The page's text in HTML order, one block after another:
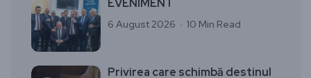
6 August 2026 10 Min Read
Privirea care schimbă destinul